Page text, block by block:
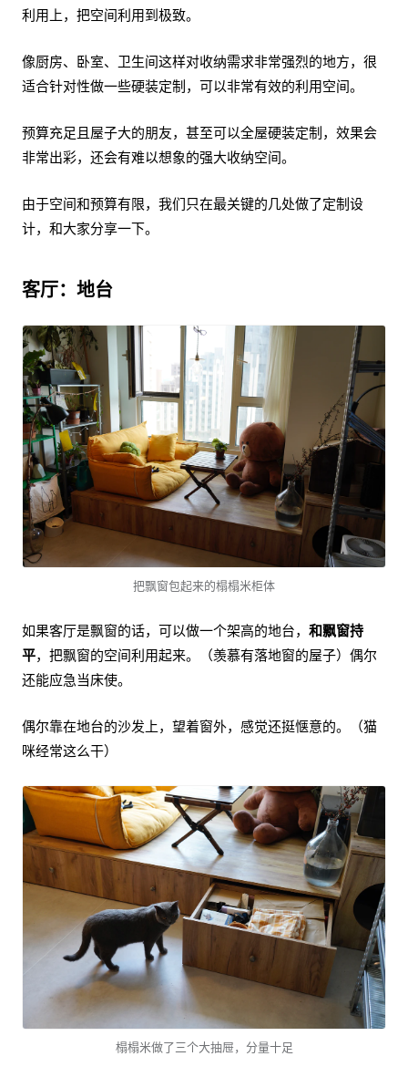
利用上，把空间利用到极致。
像厨房、卧室、卫生间这样对收纳需求非常强烈的地方，很
适合针对性做一些硬装定制，可以非常有效的利用空间。
预算充足且屋子大的朋友，甚至可以全屋硬装定制，效果会
非常出彩，还会有难以想象的强大收纳空间。
由于空间和预算有限，我们只在最关键的几处做了定制设
计，和大家分享一下。
客厅：地台
把飘窗包起来的榻榻米柜体
如果客厅是飘窗的话，可以做一个架高的地台， 和飘窗持
平，把飘窗的空间利用起来。（羡慕有落地窗的屋子）偶尔
还能应急当床使。
偶尔靠在地台的沙发上，望着窗外，感觉还挺惬意的。（猫
咪经常这么干）
榻榻米做了三个大抽屉，分量十足